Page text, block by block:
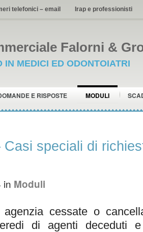
telefonici – email Irap e professionisti
Falorni &
IN MEDICI ED ODONTOIATRI
E RISPOSTE MODULI
Casi speciali di
in Moduli
cessate o
di agenti deceduti